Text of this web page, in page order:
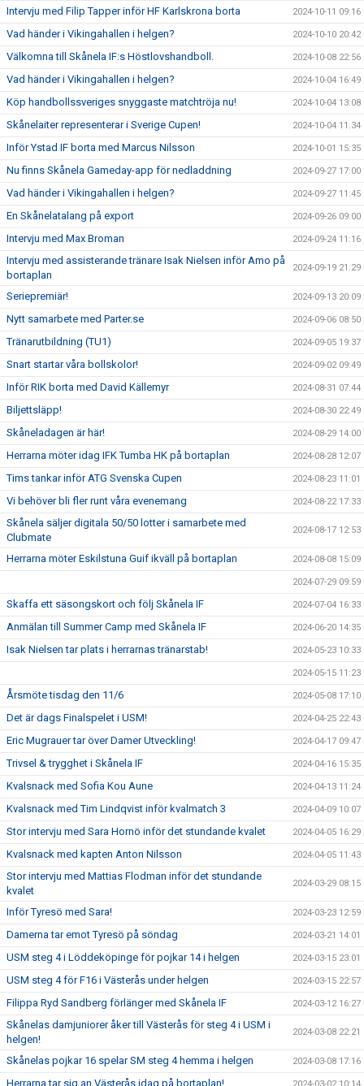
Intervju med Filip Tapper inför HF Karlskrona borta 2024-10-11 09:16
Vad händer i Vikingahallen i helgen? 2024-10-10 20:42
Välkomna till Skånela IF:s Höstlovshandboll. 2024-10-08 22:56
Vad händer i Vikingahallen i helgen? 2024-10-04 16:49
Köp handbollssveriges snyggaste matchtröja nu! 2024-10-04 13:08
Skånelaiter representerar i Sverige Cupen! 2024-10-04 11:34
Inför Ystad IF borta med Marcus Nilsson 2024-10-01 15:35
Nu finns Skånela Gameday-app för nedladdning 2024-09-27 17:00
Vad händer i Vikingahallen i helgen? 2024-09-27 11:45
En Skånelatalang på export 2024-09-26 09:00
Intervju med Max Broman 2024-09-24 11:16
Intervju med assisterande tränare Isak Nielsen inför Amo på
bortaplan
2024-09-19 21:29
Seriepremiär! 2024-09-13 20:09
Nytt samarbete med Parter.se 2024-09-06 08:50
Tränarutbildning (TU1) 2024-09-05 19:37
Snart startar våra bollskolor! 2024-09-02 09:49
Inför RIK borta med David Källemyr 2024-08-31 07:44
Biljettsläpp! 2024-08-30 22:49
Skåneladagen är här! 2024-08-29 14:00
Herrarna möter idag IFK Tumba HK på bortaplan 2024-08-28 12:07
Tims tankar inför ATG Svenska Cupen 2024-08-23 11:01
Vi behöver bli fler runt våra evenemang 2024-08-22 17:33
Skånela säljer digitala 50/50 lotter i samarbete med
Clubmate
2024-08-17 12:53
Herrarna möter Eskilstuna Guif ikväll på bortaplan 2024-08-08 15:09
2024-07-29 09:59
Skaffa ett säsongskort och följ Skånela IF 2024-07-04 16:33
Anmälan till Summer Camp med Skånela IF 2024-06-20 14:35
Isak Nielsen tar plats i herrarnas tränarstab! 2024-05-23 10:33
2024-05-15 11:23
Årsmöte tisdag den 11/6 2024-05-08 17:10
Det är dags Finalspelet i USM! 2024-04-25 22:43
Eric Mugrauer tar över Damer Utveckling! 2024-04-17 09:47
Trivsel & trygghet i Skånela IF 2024-04-16 15:35
Kvalsnack med Sofia Kou Aune 2024-04-13 11:24
Kvalsnack med Tim Lindqvist inför kvalmatch 3 2024-04-09 10:07
Stor intervju med Sara Hornö inför det stundande kvalet 2024-04-05 16:29
Kvalsnack med kapten Anton Nilsson 2024-04-05 11:43
Stor intervju med Mattias Flodman inför det stundande
kvalet
2024-03-29 08:15
Inför Tyresö med Sara! 2024-03-23 12:59
Damerna tar emot Tyresö på söndag 2024-03-21 14:01
USM steg 4 i Löddeköpinge för pojkar 14 i helgen 2024-03-15 23:01
USM steg 4 för F16 i Västerås under helgen 2024-03-15 22:57
Filippa Ryd Sandberg förlänger med Skånela IF 2024-03-12 16:27
Skånelas damjuniorer åker till Västerås för steg 4 i USM i
helgen!
2024-03-08 22:21
Skånelas pojkar 16 spelar SM steg 4 hemma i helgen 2024-03-08 17:16
Herrarna tar sig an Västerås idag på bortaplan! 2024-03-02 10:14